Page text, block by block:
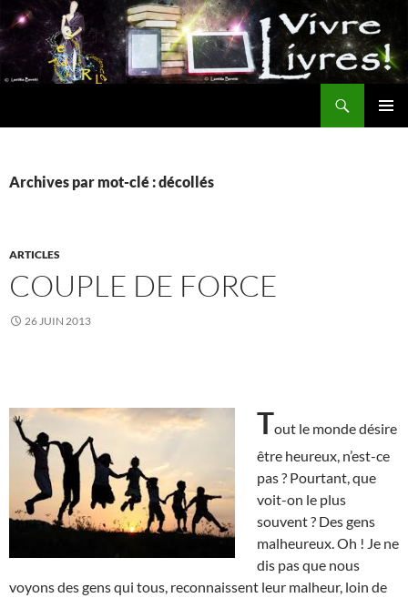
Aller
au
contenu
Archives par mot-clé : décollés
ARTICLES
COUPLE DE FORCE
26 JUIN 2013
Tout le monde désire
être heureux, n’est-ce
pas ? Pourtant, que
voit-on le plus
souvent ? Des gens
malheureux. Oh ! Je ne
dis pas que nous
voyons des gens qui tous, reconnaissent leur malheur, loin de